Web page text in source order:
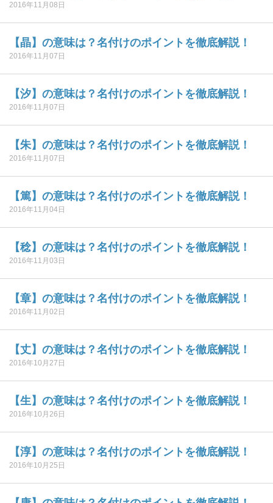
2016年11月08日
【晶】の意味は？名付けのポイントを徹底解説！
2016年11月07日
【汐】の意味は？名付けのポイントを徹底解説！
2016年11月07日
【朱】の意味は？名付けのポイントを徹底解説！
2016年11月07日
【篤】の意味は？名付けのポイントを徹底解説！
2016年11月04日
【稔】の意味は？名付けのポイントを徹底解説！
2016年11月03日
【章】の意味は？名付けのポイントを徹底解説！
2016年11月02日
【丈】の意味は？名付けのポイントを徹底解説！
2016年10月27日
【生】の意味は？名付けのポイントを徹底解説！
2016年10月26日
【淳】の意味は？名付けのポイントを徹底解説！
2016年10月25日